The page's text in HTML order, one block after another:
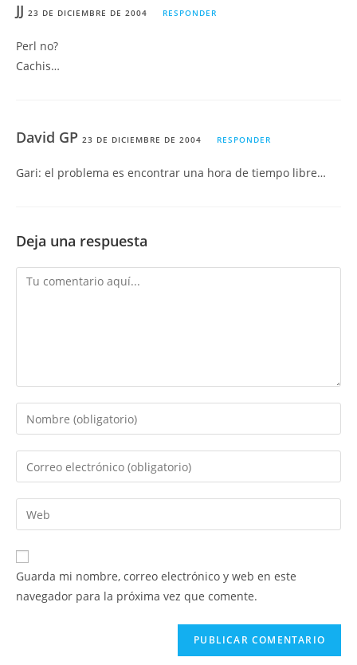
JJ 23 DE DICIEMBRE DE 2004 RESPONDER
Perl no?
Cachis…
David GP 23 DE DICIEMBRE DE 2004 RESPONDER
Gari: el problema es encontrar una hora de tiempo libre…
Deja una respuesta
Comentario
Introduce
tu
nombre
de
usuario
para
comentar
Introduce
tu
dirección
de
electrónico
para
comentar
Introduce
la
URL
de
Guarda mi nombre, correo electrónico y web en este
navegador para la próxima vez que comente.